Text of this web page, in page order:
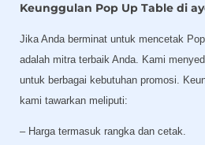
Keunggulan Pop Up Table di
Jika Anda berminat untuk mencetak
adalah mitra terbaik Anda. Kami
untuk berbagai kebutuhan promosi.
kami tawarkan meliputi:
– Harga termasuk rangka dan cetak.